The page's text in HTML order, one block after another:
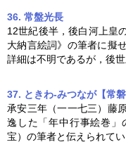
36. 常盤光長
12世紀後半，後白河上皇
大納言絵詞》の筆者に擬
詳細は不明であるが，後
37. ときわ‐みつなが【常磐
承安三年（一一七三）藤
逸した「年中行事絵巻」
宝）の筆者と伝えられてい